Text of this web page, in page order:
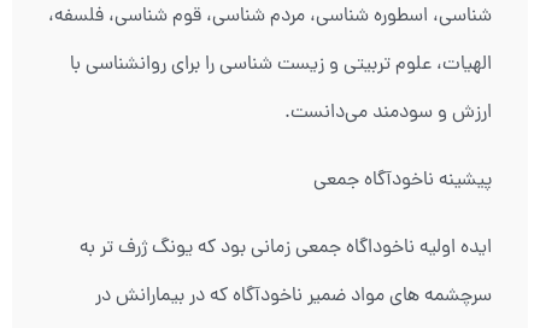
شناسی، اسطوره شناسی، مردم شناسی، قوم شناسی، فلسفه،
الهیات، علوم تربیتی و زیست شناسی را برای روانشناسی با
ارزش و سودمند می‌دانست.
پیشینه ناخودآگاه جمعی
ایده اولیه ناخوداگاه جمعی زمانی بود که یونگ ژرف تر به
سرچشمه های مواد ضمیر ناخودآگاه که در بیمارانش در